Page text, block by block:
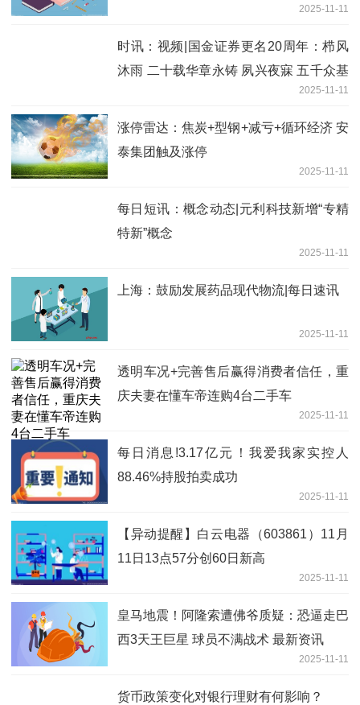
2025-11-11
时讯：视频|国金证券更名20周年：栉风
沐雨 二十载华章永铸 夙兴夜寐 五千众基
2025-11-11
涨停雷达：焦炭+型钢+减亏+循环经济 安
泰集团触及涨停
2025-11-11
每日短讯：概念动态|元利科技新增“专精
特新”概念
2025-11-11
上海：鼓励发展药品现代物流|每日速讯
2025-11-11
透明车况+完善售后赢得消费者信任，重
庆夫妻在懂车帝连购4台二手车
2025-11-11
每日消息!3.17亿元！我爱我家实控人
88.46%持股拍卖成功
2025-11-11
【异动提醒】白云电器（603861）11月
11日13点57分创60日新高
2025-11-11
皇马地震！阿隆索遭佛爷质疑：恐逼走巴
西3天王巨星 球员不满战术 最新资讯
2025-11-11
货币政策变化对银行理财有何影响？